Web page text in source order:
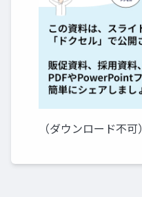
（ダウンロード不可）